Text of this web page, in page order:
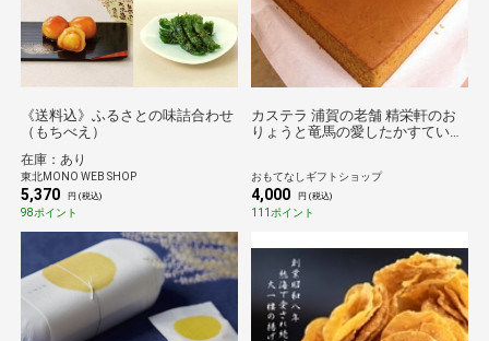
《送料込》ふるさとの味詰合わせ
（もちべえ）
在庫：あり
東北MONO WEB SHOP
5,370 円 (税込)
98ポイント
カステラ 浦賀の老舗 精栄軒のお
りょうと竜馬の愛したかすていら
おもてなしギフトショップ
4,000 円 (税込)
111ポイント